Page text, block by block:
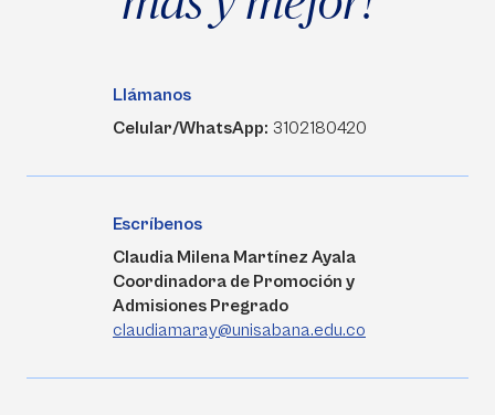
Llámanos
Celular/WhatsApp: 3102180420
Escríbenos
Claudia Milena Martínez Ayala
Coordinadora de Promoción y
Admisiones Pregrado
claudiamaray@unisabana.edu.co